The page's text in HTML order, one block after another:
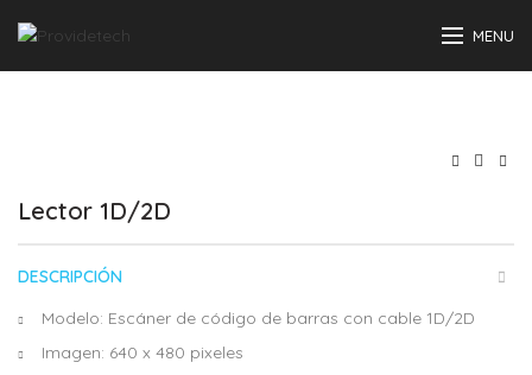
MENU
Lector 1D/2D
DESCRIPCIÓN
Modelo: Escáner de código de barras con cable 1D/2D
Imagen: 640 x 480 pixeles